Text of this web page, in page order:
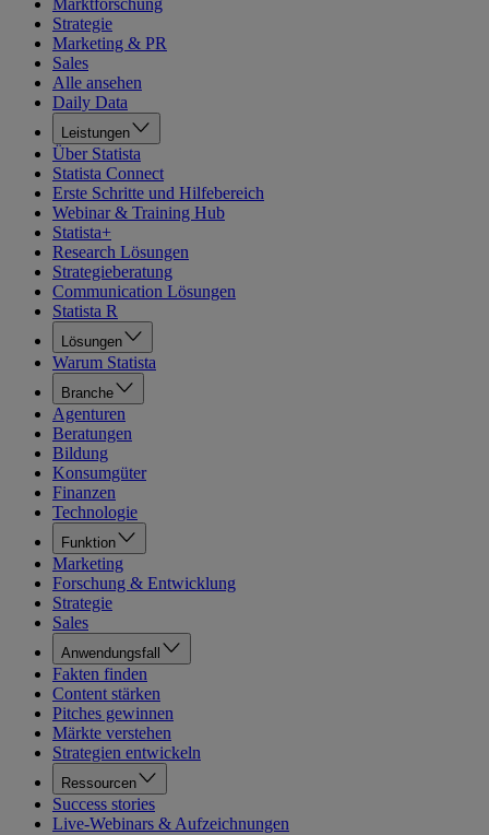
Marktforschung
Strategie
Marketing & PR
Sales
Alle ansehen
Daily Data
Leistungen
Über Statista
Statista Connect
Erste Schritte und Hilfebereich
Webinar & Training Hub
Statista+
Research Lösungen
Strategieberatung
Communication Lösungen
Statista R
Lösungen
Warum Statista
Branche
Agenturen
Beratungen
Bildung
Konsumgüter
Finanzen
Technologie
Funktion
Marketing
Forschung & Entwicklung
Strategie
Sales
Anwendungsfall
Fakten finden
Content stärken
Pitches gewinnen
Märkte verstehen
Strategien entwickeln
Ressourcen
Success stories
Live-Webinars & Aufzeichnungen